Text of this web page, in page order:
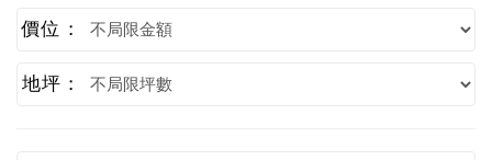
價位 :
地坪 :